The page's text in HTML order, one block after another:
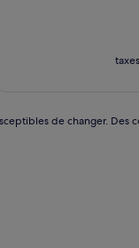
de changer.